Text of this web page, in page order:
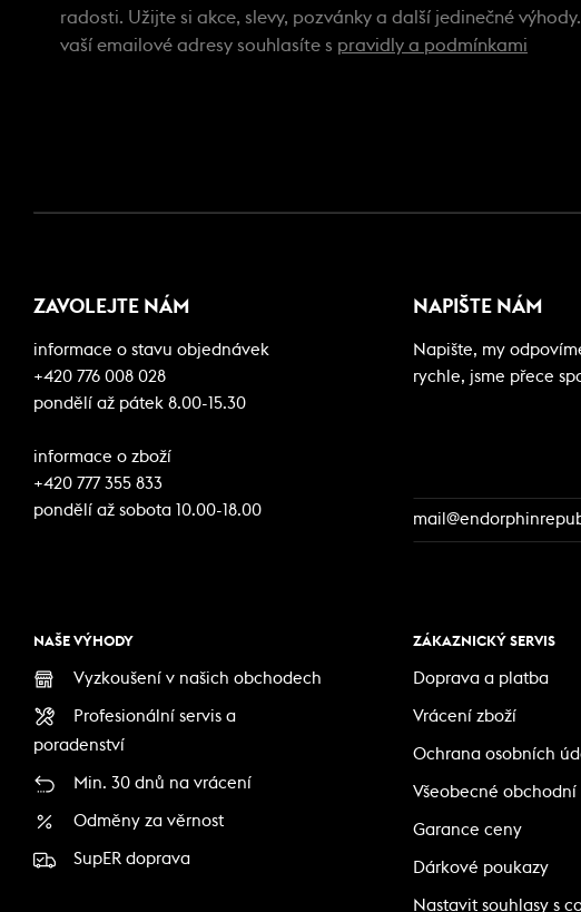
radosti. Užijte si akce, slevy, pozvánky a další jedinečné
vaší emailové adresy souhlasíte s pravidly a podmínkami
ZAVOLEJTE NÁM
informace o stavu objednávek
+420 776 008 028
pondělí až pátek 8.00-15.30
informace o zboží
+420 777 355 833
pondělí až sobota 10.00-18.00
NAPIŠTE NÁM
Napište, my
rychle, jsme přece
NAŠE VÝHODY
Vyzkoušení v našich obchodech
Profesionální servis a
poradenství
Min. 30 dnů na vrácení
Odměny za věrnost
SupER doprava
ZÁKAZNICKÝ SERVIS
Doprava a platba
Vrácení zboží
Ochrana osobních
Všeobecné
Garance ceny
Dárkové poukazy
Nastavit souhlasy s